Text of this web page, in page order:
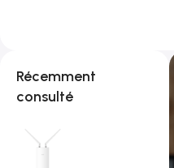
Récemment
consulté